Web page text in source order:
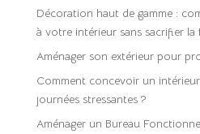
Décoration haut de gamme :
à votre intérieur sans sacrifier
Aménager son extérieur pour
Comment concevoir un
journées stressantes ?
Aménager un Bureau